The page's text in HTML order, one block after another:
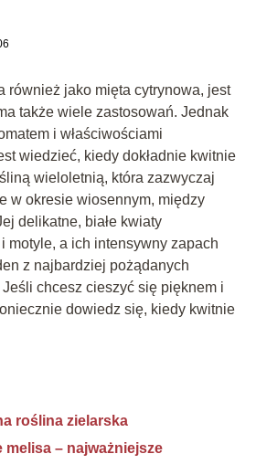
również jako mięta cytrynowa, jest
także wiele zastosowań. Jednak
i właściwościami
wiedzieć, kiedy dokładnie kwitnie
wieloletnią, która zazwyczaj
w okresie wiosennym, między
delikatne, białe kwiaty
motyle, a ich intensywny zapach
z najbardziej pożądanych
chcesz cieszyć się pięknem i
dowiedz się, kiedy kwitnie
roślina zielarska
melisa – najważniejsze